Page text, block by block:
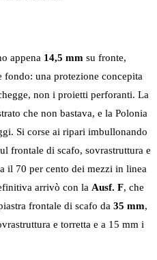
appena 14,5 mm su fronte,
una protezione concepita
non i proietti perforanti. La
che non bastava, e la Polonia
Si corse ai ripari imbullonando
frontale di scafo, sovrastruttura e
il 70 per cento dei mezzi in linea
arrivò con la Ausf. F, che
frontale di scafo da 35 mm,
e torretta e a 15 mm i